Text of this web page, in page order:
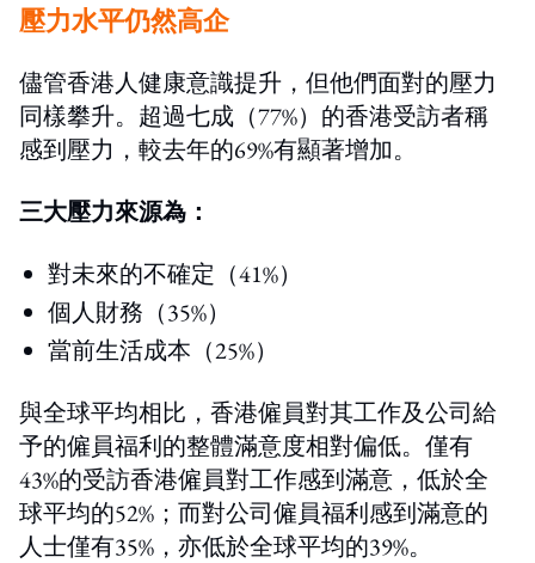
壓力水平仍然高企
儘管香港人健康意識提升，但他們面對的壓力
同樣攀升。超過七成（77%）的香港受訪者稱
感到壓力，較去年的69%有顯著增加。
三大壓力來源為：
對未來的不確定（41%）
個人財務（35%）
當前生活成本（25%）
與全球平均相比，香港僱員對其工作及公司給
予的僱員福利的整體滿意度相對偏低。僅有
43%的受訪香港僱員對工作感到滿意，低於全
球平均的52%；而對公司僱員福利感到滿意的
人士僅有35%，亦低於全球平均的39%。